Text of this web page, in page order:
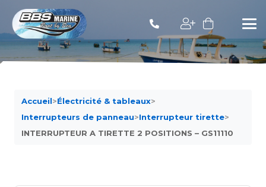
Accueil>Électricité & tableaux>
Interrupteurs de panneau>Interrupteur tirette>
INTERRUPTEUR A TIRETTE 2 POSITIONS – GS11110